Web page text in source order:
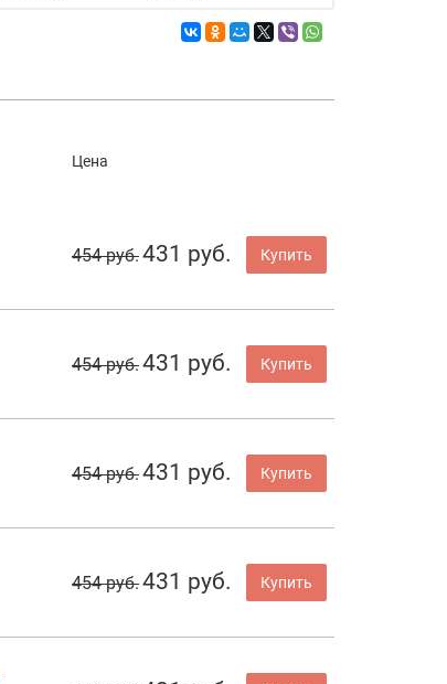
Цена
454 руб.431 руб. Купить
454 руб.431 руб. Купить
454 руб.431 руб. Купить
454 руб.431 руб. Купить